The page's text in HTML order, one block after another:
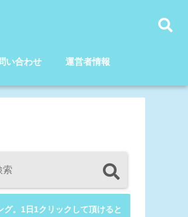
い合わせ 運営者情報
グ。1日1クリックして頂けると